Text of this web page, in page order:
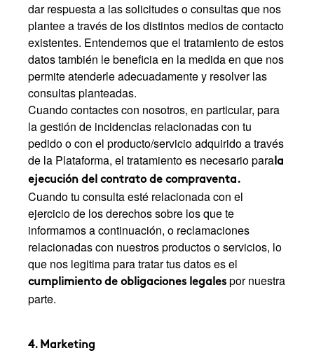
dar respuesta a las solicitudes o consultas que nos
plantee a través de los distintos medios de contacto
existentes. Entendemos que el tratamiento de estos
datos también le beneficia en la medida en que nos
permite atenderle adecuadamente y resolver las
consultas planteadas.
Cuando contactes con nosotros, en particular, para
la gestión de incidencias relacionadas con tu
pedido o con el producto/servicio adquirido a través
de la Plataforma, el tratamiento es necesario para la
ejecución del contrato de compraventa.
Cuando tu consulta esté relacionada con el
ejercicio de los derechos sobre los que te
informamos a continuación, o reclamaciones
relacionadas con nuestros productos o servicios, lo
que nos legitima para tratar tus datos es el
cumplimiento de obligaciones legales por nuestra
parte.
4. Marketing